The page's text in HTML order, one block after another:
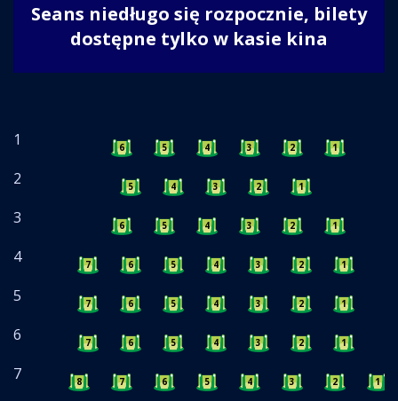
Seans niedługo się rozpocznie, bilety
dostępne tylko w kasie kina
1 6 5 4 3 2 1
2 5 4 3 2 1
3 6 5 4 3 2 1
4 7 6 5 4 3 2 1
5 7 6 5 4 3 2 1
6 7 6 5 4 3 2 1
7 8 7 6 5 4 3 2 1